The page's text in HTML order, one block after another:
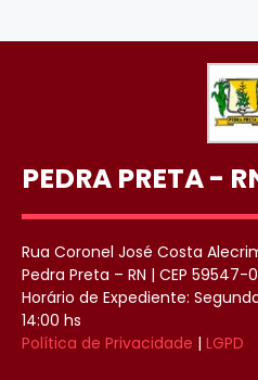
PEDRA PRETA -
Rua Coronel José Costa
Pedra Preta – RN | CEP 59547-
Horário de Expediente:
14:00 hs
Política de Privacidade | LGPD